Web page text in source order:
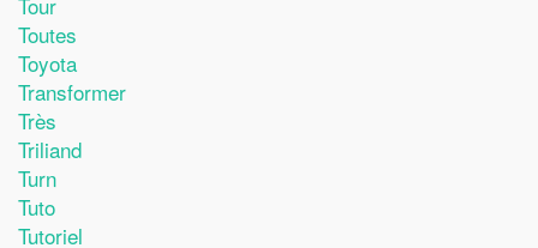
Toutes
Toyota
Transformer
Très
Triliand
Turn
Tuto
Tutoriel